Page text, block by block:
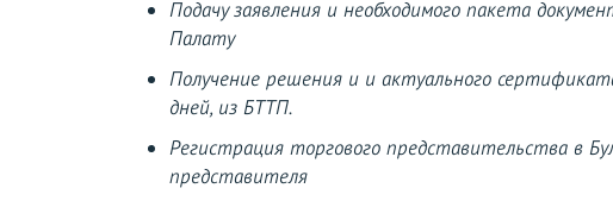
Подачу заявления и необходимого пакета
Палату
Получение решения и и актуального
дней, из БТТП.
Регистрация торгового представительства в
представителя